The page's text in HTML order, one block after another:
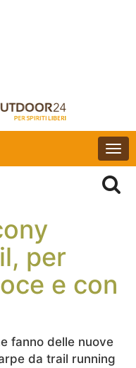
per
e con
fanno delle nuove
da trail running